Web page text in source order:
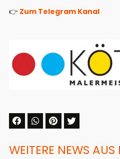
👉 Zum Telegram Kanal
WEITERE NEWS AUS